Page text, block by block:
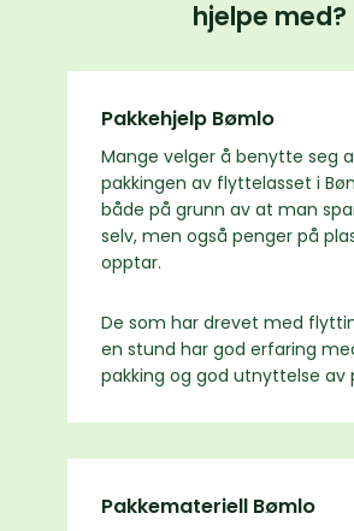
hjelpe med?
Pakkehjelp Bømlo
Mange velger å benytte seg
pakkingen av flyttelasset i
både på grunn av at man
selv, men også penger på
opptar.
De som har drevet med
en stund har god erfaring
pakking og god utnyttelse av
Pakkemateriell Bømlo